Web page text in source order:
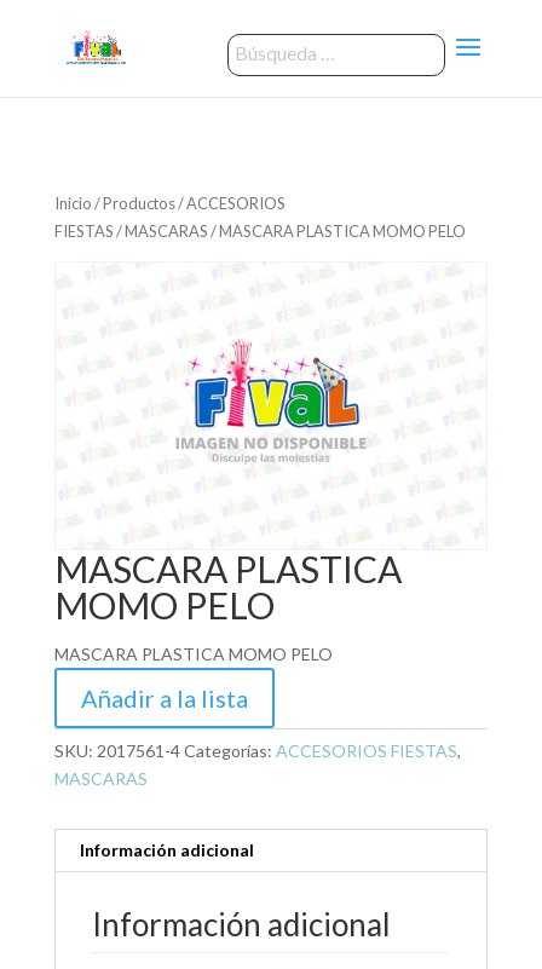
Inicio/Productos/ACCESORIOS
FIESTAS/MASCARAS/ MASCARA PLASTICA MOMO PELO
MASCARA PLASTICA
MOMO PELO
MASCARA PLASTICA MOMO PELO
Añadir a la lista
SKU: 2017561-4Categorías: ACCESORIOS FIESTAS,
MASCARAS
Información adicional
Información adicional